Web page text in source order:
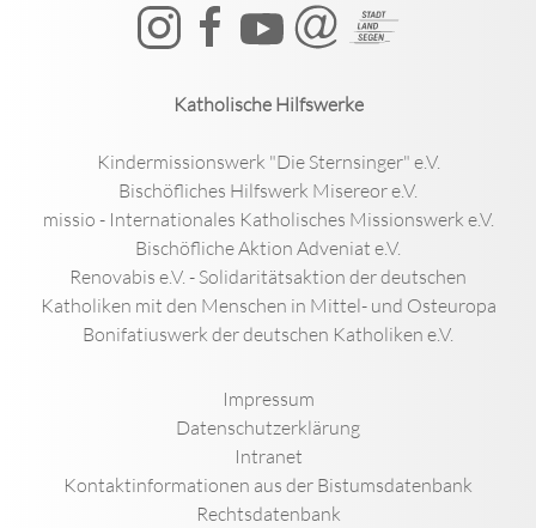
Katholische Hilfswerke
Kindermissionswerk "Die Sternsinger" e.V.
Bischöfliches Hilfswerk Misereor e.V.
missio - Internationales Katholisches Missionswerk e.V.
Bischöfliche Aktion Adveniat e.V.
Renovabis e.V. - Solidaritätsaktion der deutschen
Katholiken mit den Menschen in Mittel- und Osteuropa
Bonifatiuswerk der deutschen Katholiken e.V.
Impressum
Datenschutzerklärung
Intranet
Kontaktinformationen aus der Bistumsdatenbank
Rechtsdatenbank